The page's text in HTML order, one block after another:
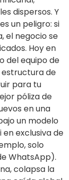
dispersos. Y
un peligro: si
el negocio se
Hoy en
del equipo de
estructura de
para tu
póliza de
en una
un modelo
exclusiva de
solo
WhatsApp).
colapsa la